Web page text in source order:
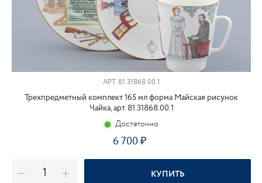
АРТ.81.31868.00.1
Трехпредметный комплект 165 мл форма Майская рисунок
Чайка, арт. 81.31868.00.1
Достаточно
6 700
КУПИТЬ